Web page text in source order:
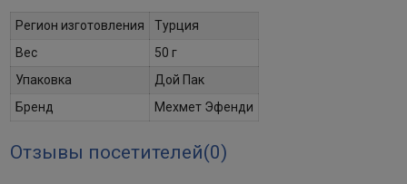
Регион изготовления
Турция
Вес
50 г
Упаковка
Дой Пак
Бренд
Мехмет Эфенди
Отзывы посетителей(0)